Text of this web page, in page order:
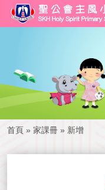
首頁 » 家課冊 » 新增